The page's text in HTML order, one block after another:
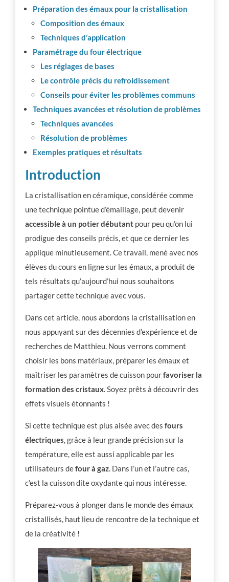
Préparation des émaux pour la cristallisation
Composition des émaux
Techniques d’application
Paramétrage du four électrique
Les réglages de bases
Le contrôle précis du refroidissement
Conseils pour éviter les problèmes communs
Techniques avancées et résolution de problèmes
Techniques avancées
Résolution de problèmes
Exemples pratiques et résultats
Introduction
La cristallisation en céramique, considérée comme
une technique pointue d’émaillage, peut devenir
accessible à un potier débutant pour peu qu’on lui
prodigue des conseils précis, et que ce dernier les
applique minutieusement. Ce travail, mené avec nos
élèves du cours en ligne sur les émaux, a produit de
tels résultats qu’aujourd’hui nous souhaitons
partager cette technique avec vous.
Dans cet article, nous abordons la cristallisation en
nous appuyant sur des décennies d’expérience et de
recherches de Matthieu. Nous verrons comment
choisir les bons matériaux, préparer les émaux et
maîtriser les paramètres de cuisson pourfavoriser la
formation des cristaux. Soyez prêts à découvrir des
effets visuels étonnants !
Si cette technique est plus aisée avec desfours
électriques, grâce à leur grande précision sur la
température, elle est aussi applicable par les
utilisateurs defour à gaz. Dans l’un et l’autre cas,
c’est la cuisson dite oxydante qui nous intéresse.
Préparez-vous à plonger dans le monde des émaux
cristallisés, haut lieu de rencontre de la technique et
de la créativité !